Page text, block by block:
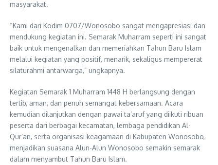
masyarakat.
“Kami dari Kodim 0707/Wonosobo sangat mengapresiasi dan
mendukung kegiatan ini. Semarak Muharram seperti ini sangat
baik untuk mengenalkan dan memeriahkan Tahun Baru Islam
melalui kegiatan yang positif, menarik, sekaligus mempererat
silaturahmi antarwarga,” ungkapnya.
Kegiatan Semarak 1 Muharram 1448 H berlangsung dengan
tertib, aman, dan penuh semangat kebersamaan. Acara
kemudian dilanjutkan dengan pawai ta’aruf yang diikuti ribuan
peserta dari berbagai kecamatan, lembaga pendidikan Al-
Qur’an, serta organisasi keagamaan di Kabupaten Wonosobo,
menjadikan suasana Alun-Alun Wonosobo semakin semarak
dalam menyambut Tahun Baru Islam.